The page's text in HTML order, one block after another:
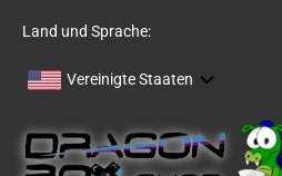
Land und Sprache:
Vereinigte Staaten